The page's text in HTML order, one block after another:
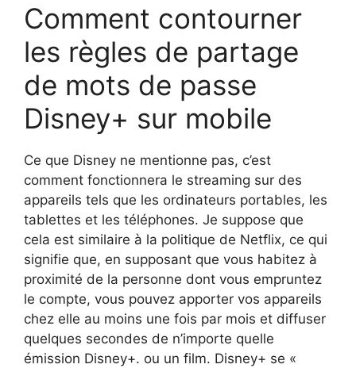
Comment contourner
les règles de partage
de mots de passe
Disney+ sur mobile
Ce que Disney ne mentionne pas, c’est
comment fonctionnera le streaming sur des
appareils tels que les ordinateurs portables, les
tablettes et les téléphones. Je suppose que
cela est similaire à la politique de Netflix, ce qui
signifie que, en supposant que vous habitez à
proximité de la personne dont vous empruntez
le compte, vous pouvez apporter vos appareils
chez elle au moins une fois par mois et diffuser
quelques secondes de n’importe quelle
émission Disney+. ou un film. Disney+ se «